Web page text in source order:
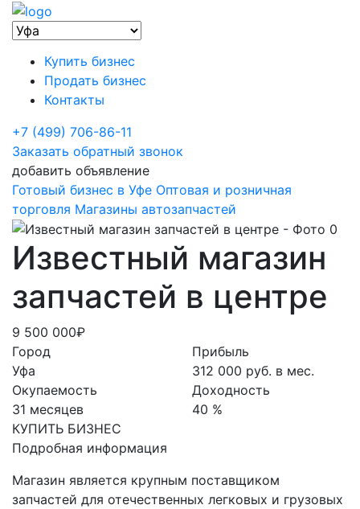
Купить бизнес
Продать бизнес
Контакты
+7 (499) 706-86-11
Заказать обратный звонок
добавить объявление
Готовый бизнес в Уфе Оптовая и розничная
торговля Магазины автозапчастей
Известный магазин
запчастей в центре
9 500 000₽
Город
Уфа
Окупаемость
31 месяцев
КУПИТЬ БИЗНЕС
Прибыль
312 000 руб. в мес.
Доходность
40 %
Подробная информация
Магазин является крупным поставщиком
запчастей для отечественных легковых и грузовых